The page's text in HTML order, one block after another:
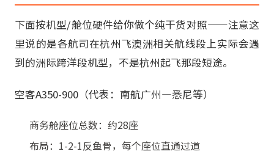
下面按机型/舱位硬件给你做个纯干货对照——注意这
里说的是各航司在杭州飞澳洲相关航线段上实际会遇
到的洲际跨洋段机型，不是杭州起飞那段短途。
空客A350-900（代表：南航广州—悉尼等）
商务舱座位总数：约28座
布局：1-2-1反鱼骨，每个座位直通过道